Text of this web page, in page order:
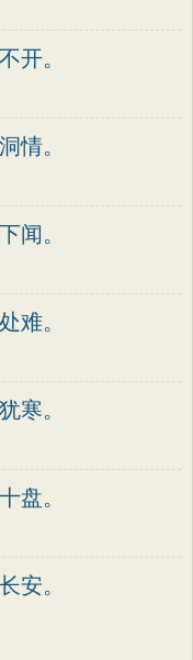
开。
情。
闻。
难。
寒。
盘。
安。